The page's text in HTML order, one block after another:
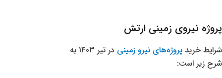
پروژه نیروی زمینی ارتش
شرایط خرید پروژه‌های نیرو زمینی
در تیر 1403 به
شرح زیر است: